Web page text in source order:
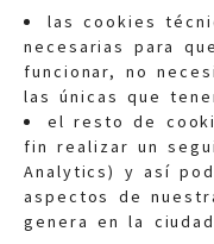
las cookies
necesarias para
funcionar, no
las únicas que
el resto de
fin realizar un
Analytics) y así
aspectos de
genera en la
Quejas:
Teléfonos: